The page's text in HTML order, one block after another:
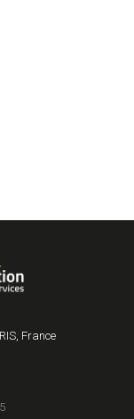
France